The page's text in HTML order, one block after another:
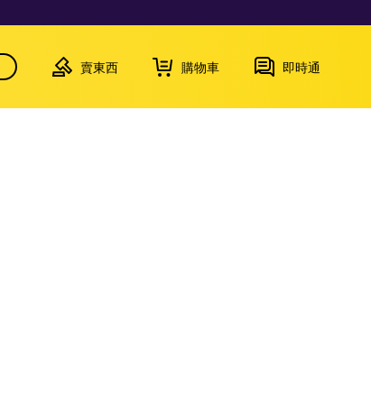
賣東西 購物車 即時通